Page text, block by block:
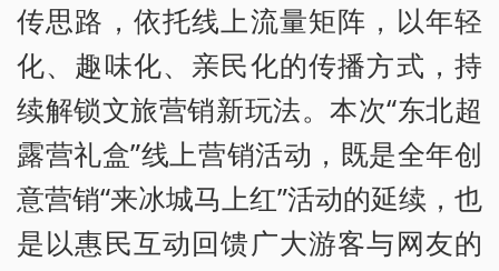
传思路，依托线上流量矩阵，以年轻
化、趣味化、亲民化的传播方式，持
续解锁文旅营销新玩法。本次“东北超
露营礼盒”线上营销活动，既是全年创
意营销“来冰城马上红”活动的延续，也
是以惠民互动回馈广大游客与网友的